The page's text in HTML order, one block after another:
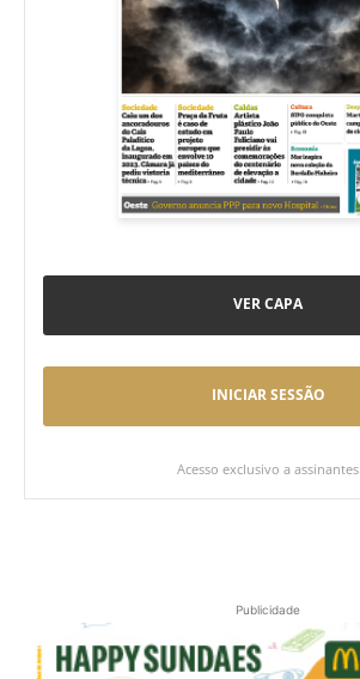
VER CAPA
INICIAR SESSÃO
Acesso exclusivo a assinantes
Publicidade